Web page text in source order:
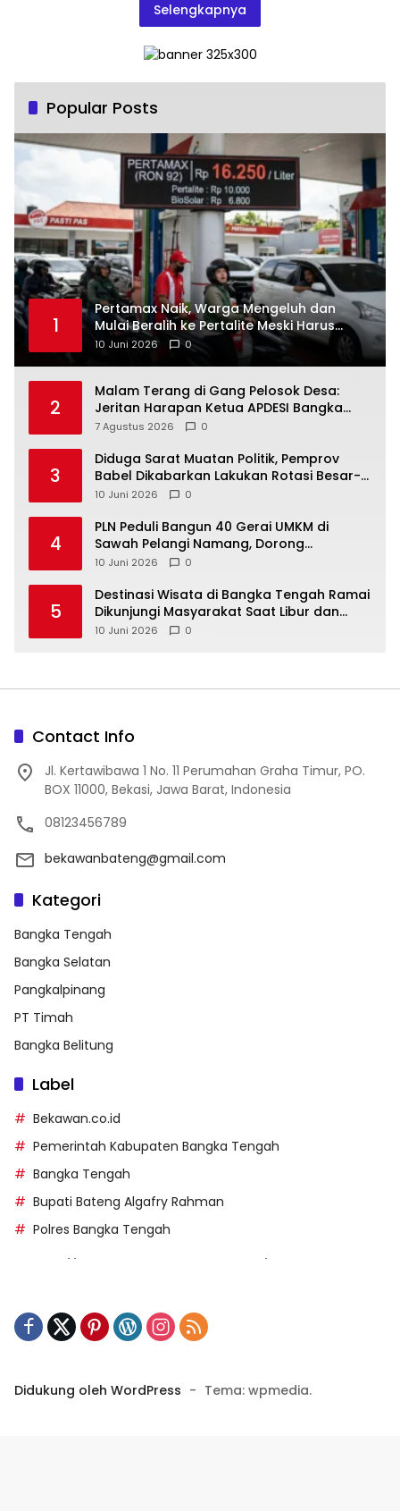
Selengkapnya
Popular Posts
1
‎Pertamax Naik, Warga Mengeluh dan
Mulai Beralih ke Pertalite Meski Harus
10 Juni 2026 0
2
Malam Terang di Gang Pelosok Desa:
Jeritan Harapan Ketua APDESI Bangka
Tengah untuk PLN Babel
7 Agustus 2026 0
3
‎Diduga Sarat Muatan Politik, Pemprov
Babel Dikabarkan Lakukan Rotasi Besar-
10 Juni 2026 0
4
‎PLN Peduli Bangun 40 Gerai UMKM di
Sawah Pelangi Namang, Dorong
10 Juni 2026 0
5
‎Destinasi Wisata di Bangka Tengah Ramai
Dikunjungi Masyarakat Saat Libur dan
Akhir Pekan
10 Juni 2026 0
Contact Info
Jl. Kertawibawa 1 No. 11 Perumahan Graha Timur, PO.
BOX 11000, Bekasi, Jawa Barat, Indonesia
08123456789
bekawanbateng@gmail.com
Kategori
Bangka Tengah
Bangka Selatan
Pangkalpinang
PT Timah
Bangka Belitung
Label
Bekawan.co.id
Pemerintah Kabupaten Bangka Tengah
Bangka Tengah
Bupati Bateng Algafry Rahman
Polres Bangka Tengah
https://kecsitim.sitarokab.go.id/
Didukung oleh WordPress - Tema: wpmedia.